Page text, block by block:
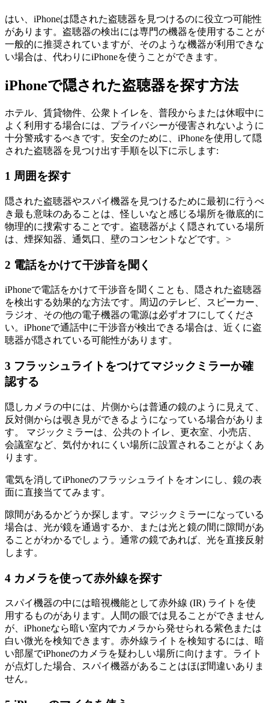
はい、iPhoneは隠された盗聴器を見つけるのに役立つ可能性
があります。盗聴器の検出には専門の機器を使用することが
一般的に推奨されていますが、そのような機器が利用できな
い場合は、代わりにiPhoneを使うことができます。
iPhoneで隠された盗聴器を探す方法
ホテル、賃貸物件、公衆トイレを、普段からまたは休暇中に
よく利用する場合には、プライバシーが侵害されないように
十分警戒するべきです。安全のために、iPhoneを使用して隠
された盗聴器を見つけ出す手順を以下に示します:
1 周囲を探す
隠された盗聴器やスパイ機器を見つけるために最初に行うべ
き最も意味のあることは、怪しいなと感じる場所を徹底的に
物理的に捜索することです。盗聴器がよく隠されている場所
は、煙探知器、通気口、壁のコンセントなどです。>
2 電話をかけて干渉音を聞く
iPhoneで電話をかけて干渉音を聞くことも、隠された盗聴器
を検出する効果的な方法です。周辺のテレビ、スピーカー、
ラジオ、その他の電子機器の電源は必ずオフにしてくださ
い。iPhoneで通話中に干渉音が検出できる場合は、近くに盗
聴器が隠されている可能性があります。
3 フラッシュライトをつけてマジックミラーか確
認する
隠しカメラの中には、片側からは普通の鏡のように見えて、
反対側からは覗き見ができるようになっている場合がありま
す。 マジックミラーは、公共のトイレ、更衣室、小売店、
会議室など、気付かれにくい場所に設置されることがよくあ
ります。
電気を消してiPhoneのフラッシュライトをオンにし、鏡の表
面に直接当ててみます。
隙間があるかどうか探します。マジックミラーになっている
場合は、光が鏡を通過するか、または光と鏡の間に隙間があ
ることがわかるでしょう。通常の鏡であれば、光を直接反射
します。
4 カメラを使って赤外線を探す
スパイ機器の中には暗視機能として赤外線 (IR) ライトを使
用するものがあります。人間の眼では見ることができません
が、iPhoneなら暗い室内でカメラから発せられる紫色または
白い微光を検知できます。赤外線ライトを検知するには、暗
い部屋でiPhoneのカメラを疑わしい場所に向けます。ライト
が点灯した場合、スパイ機器があることはほぼ間違いありま
せん。